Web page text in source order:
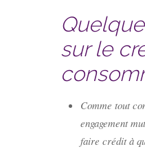
sur le
Comme tout
engagement
faire crédit à